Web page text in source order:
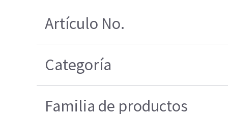
Artículo No.
Categoría
Familia de productos